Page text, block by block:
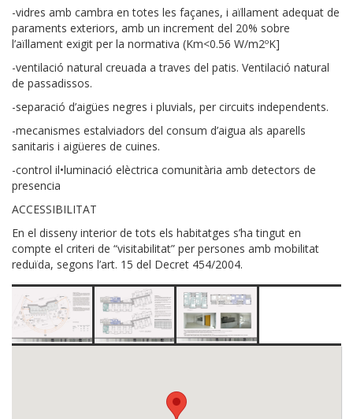
-vidres amb cambra en totes les façanes, i aïllament adequat de
paraments exteriors, amb un increment del 20% sobre
l’aïllament exigit per la normativa (Km<0.56 W/m2ºK]
-ventilació natural creuada a traves del patis. Ventilació natural
de passadissos.
-separació d’aigües negres i pluvials, per circuits independents.
-mecanismes estalviadors del consum d’aigua als aparells
sanitaris i aigüeres de cuines.
-control il•luminació elèctrica comunitària amb detectors de
presencia
ACCESSIBILITAT
En el disseny interior de tots els habitatges s’ha tingut en
compte el criteri de “visitabilitat” per persones amb mobilitat
reduïda, segons l’art. 15 del Decret 454/2004.